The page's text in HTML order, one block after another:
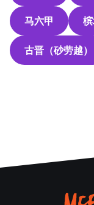
马六甲
古晋（砂劳越）